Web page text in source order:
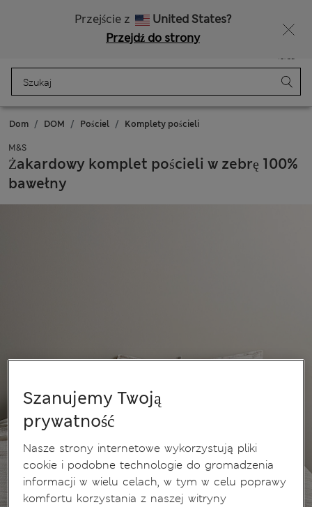
Przejście z
United States?
Przejdź do strony
Torba
Dom DOM Pościel Komplety pościeli
M&S
Żakardowy komplet pościeli w zebrę 100%
bawełny
Szanujemy Twoją
prywatność
Nasze strony internetowe wykorzystują pliki
cookie i podobne technologie do gromadzenia
informacji w wielu celach, w tym w celu poprawy
komfortu korzystania z naszej witryny